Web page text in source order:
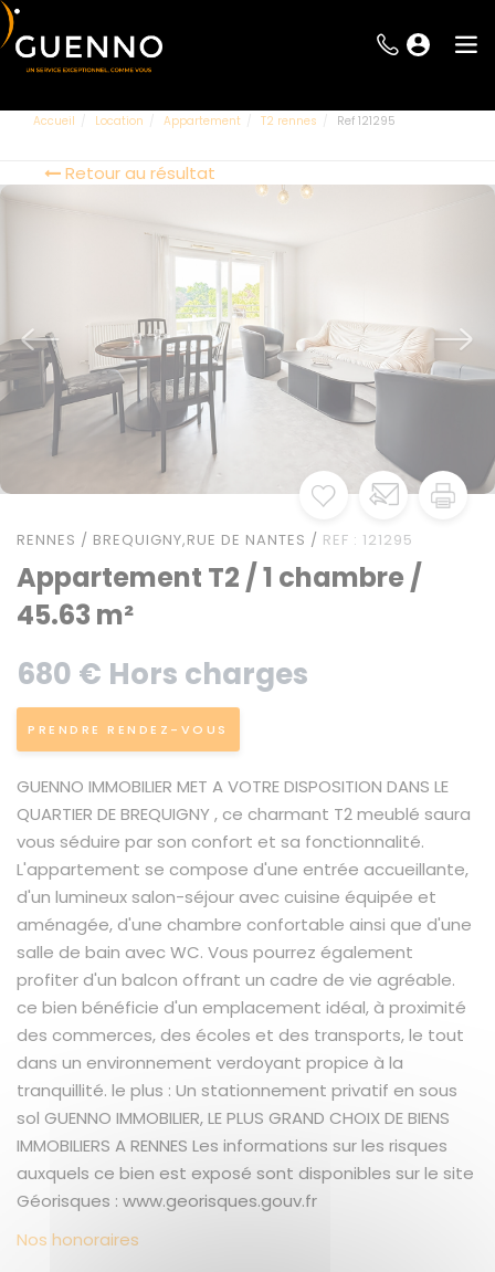
Accueil Location Appartement T2 rennes Ref 121295
Retour au résultat
RENNES / BREQUIGNY,RUE DE NANTES / REF : 121295
Appartement T2 / 1 chambre /
45.63 m²
680 € Hors charges
PRENDRE RENDEZ-VOUS
GUENNO IMMOBILIER MET A VOTRE DISPOSITION DANS LE
QUARTIER DE BREQUIGNY , ce charmant T2 meublé saura
vous séduire par son confort et sa fonctionnalité.
L'appartement se compose d'une entrée accueillante,
d'un lumineux salon-séjour avec cuisine équipée et
aménagée, d'une chambre confortable ainsi que d'une
salle de bain avec WC. Vous pourrez également
profiter d'un balcon offrant un cadre de vie agréable.
ce bien bénéficie d'un emplacement idéal, à proximité
des commerces, des écoles et des transports, le tout
dans un environnement verdoyant propice à la
tranquillité. le plus : Un stationnement privatif en sous
sol GUENNO IMMOBILIER, LE PLUS GRAND CHOIX DE BIENS
IMMOBILIERS A RENNES Les informations sur les risques
auxquels ce bien est exposé sont disponibles sur le site
Géorisques : www.georisques.gouv.fr
Nos honoraires